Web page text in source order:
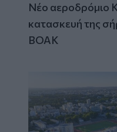
Νέο αεροδρόμιο
κατασκευή της
ΒΟΑΚ